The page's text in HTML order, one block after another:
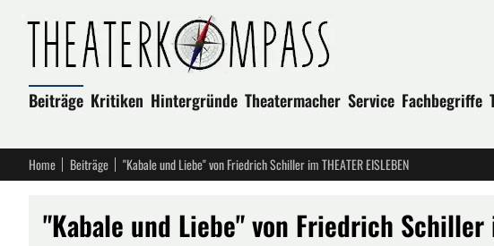
Beiträge Kritiken Hintergründe Theatermacher Service Fachbegriffe
Home Beiträge "Kabale und Liebe" von Friedrich Schiller im THEATER EISLEBEN
"Kabale und Liebe" von Friedrich Schiller